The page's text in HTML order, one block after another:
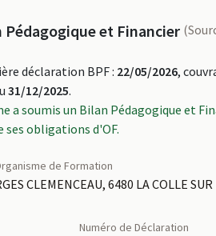
et Financier
déclaration BPF : 22/05/2026,
31/12/2025.
a soumis un Bilan Pédagogique et
ses obligations d'OF.
de Formation
CLEMENCEAU, 6480 LA COLLE
Numéro de Déclaration